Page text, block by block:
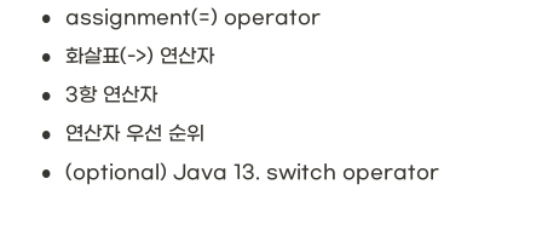
• assignment(=) operator
• 화살표(->) 연산자
• 3항 연산자
• 연산자 우선 순위
• (optional) Java 13. switch operator